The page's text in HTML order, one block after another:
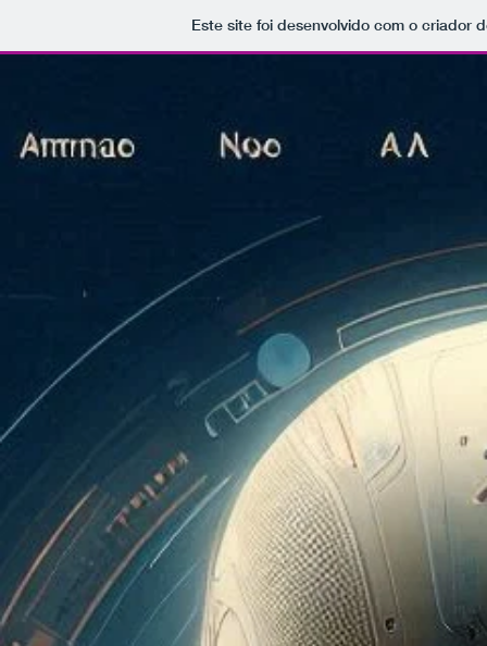
Este site foi desenvolvido com o criador